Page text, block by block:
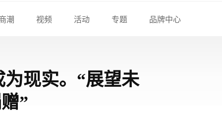
潮 视频 活动 专题 品牌中心
现实。“展望未
”